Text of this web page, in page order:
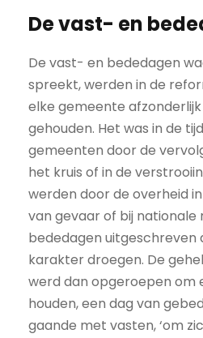
De vast- en
De vast- en bededagen
spreekt, werden in de
elke gemeente
gehouden. Het was in de
gemeenten door de
het kruis of in de
werden door de overheid
van gevaar of bij
bededagen uitgeschreven
karakter droegen. De
werd dan opgeroepen om
houden, een dag van
gaande met vasten, ‘om